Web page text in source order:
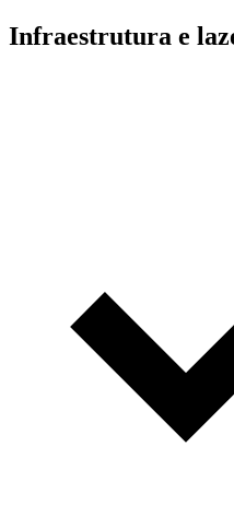
Infraestrutura e